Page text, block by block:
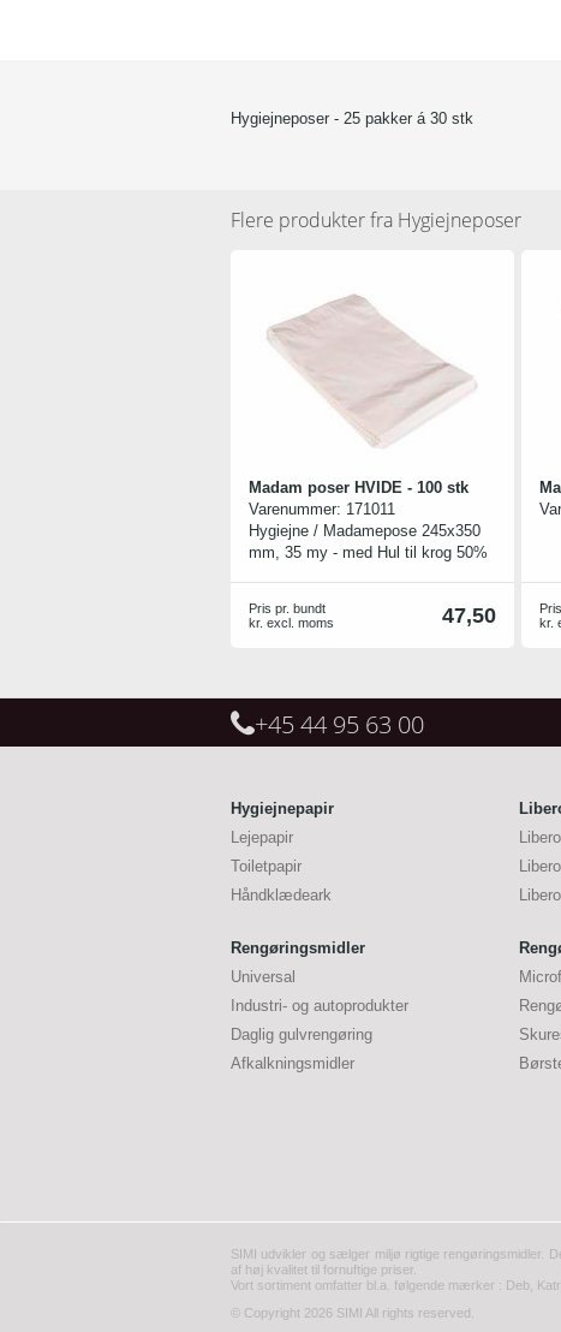
Hygiejneposer - 25 pakker á 30 stk
Flere produkter fra Hygiejneposer
Madam poser HVIDE - 100 stk
Varenummer: 171011
Hygiejne / Madamepose 245x350
mm, 35 my - med Hul til krog 50%
47,50
Pris pr. bundt
kr. excl. moms
kr.
+45 44 95 63 00
Hygiejnepapir
Lejepapir
Toiletpapir
Håndklædeark
Rengøringsmidler
Universal
Industri- og autoprodukter
Daglig gulvrengøring
Afkalkningsmidler
SIMI udvikler og sælger miljø rigtige rengøringsmidler.
af høj kvalitet til fornuftige priser.
Vort sortiment omfatter bl.a. følgende mærker : Deb,
© Copyright 2026 SIMI All rights reserved.